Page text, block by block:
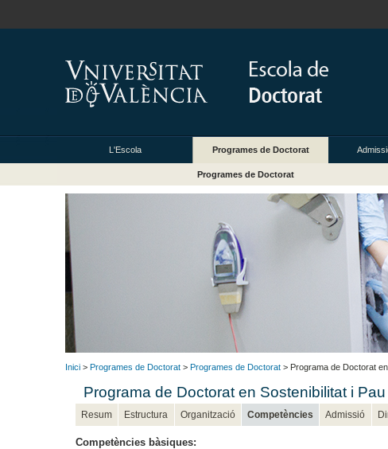
L'Escola Programes de Doctorat
Programes de Doctorat
Inici > Programes de Doctorat > Programes de Doctorat > Programa de Doctorat
Programa de Doctorat en Sostenibilitat i
Resum Estructura Organització Competències Admissió
Competències bàsiques: